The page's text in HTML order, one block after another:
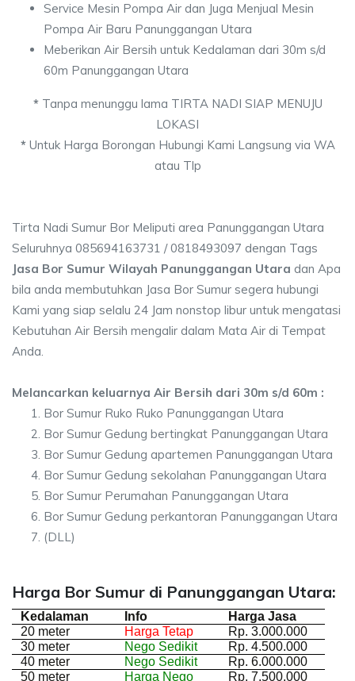
Service Mesin Pompa Air dan Juga Menjual Mesin
Pompa Air Baru Panunggangan Utara
Meberikan Air Bersih untuk Kedalaman dari 30m s/d
60m Panunggangan Utara
*Tanpa menunggu lama TIRTA NADI SIAP MENUJU
LOKASI
*Untuk Harga Borongan Hubungi Kami Langsung via WA
atau Tlp
Tirta Nadi Sumur Bor Meliputi area Panunggangan Utara
Seluruhnya 085694163731 / 0818493097 dengan Tags
Jasa Bor Sumur Wilayah Panunggangan Utara dan Apa
bila anda membutuhkan Jasa Bor Sumur segera hubungi
Kami yang siap selalu 24 Jam nonstop libur untuk mengatasi
Kebutuhan Air Bersih mengalir dalam Mata Air di Tempat
Anda.
Melancarkan keluarnya Air Bersih dari 30m s/d 60m :
Bor Sumur Ruko Ruko Panunggangan Utara
Bor Sumur Gedung bertingkat Panunggangan Utara
Bor Sumur Gedung apartemen Panunggangan Utara
Bor Sumur Gedung sekolahan Panunggangan Utara
Bor Sumur Perumahan Panunggangan Utara
Bor Sumur Gedung perkantoran Panunggangan Utara
(DLL)
Harga Bor Sumur di Panunggangan Utara:
Kedalaman Info
Harga Jasa
20 meter
Harga Tetap
Rp. 3.000.000
30 meter
Nego Sedikit
Rp. 4.500.000
40 meter
Nego Sedikit
Rp. 6.000.000
50 meter
Harga Nego Rp. 7.500.000